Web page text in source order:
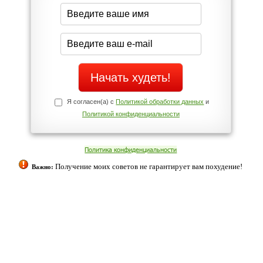
середине дня?
Телефоны службы поддержки
+7 (909) 421-77-27
cookies. Оставаясь с нами, вы соглашаетесь с нашей
Согласен